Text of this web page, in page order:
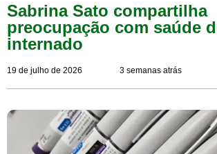
Sabrina Sato compartilha
preocupação com saúde
internado
19 de julho de 2026 3 semanas atrás